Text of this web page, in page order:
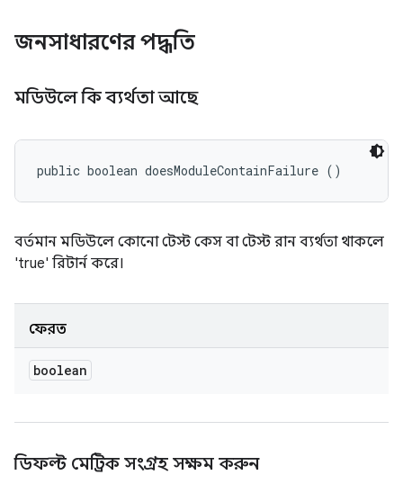
জনসাধারণের পদ্ধতি
মডিউলে কি ব্যর্থতা আছে
public boolean doesModuleContainFailure ()
বর্তমান মডিউলে কোনো টেস্ট কেস বা টেস্ট রান ব্যর্থতা থাকলে
'true' রিটার্ন করে।
ফেরত
boolean
ডিফল্ট মেট্রিক সংগ্রহ সক্ষম করুন